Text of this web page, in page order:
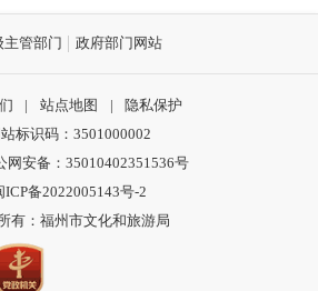
主管部门 政府部门网站
| 站点地图 |
隐私保护
站标识码：3501000002
网安备：35010402351536号
ICP备2022005143号-2
有：福州市文化和旅游局